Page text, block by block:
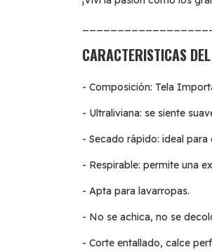
CARACTERISTICAS
- Composición: Tela
- Ultraliviana: se siente
- Secado rápido: ideal
- Respirable: permite una
- Apta para lavarropas.
- No se achica, no se
- Corte entallado, calce